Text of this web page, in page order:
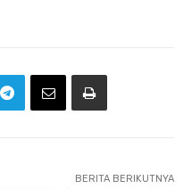
BERITA BERIKUTNYA